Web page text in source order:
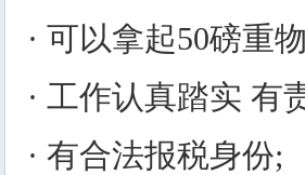
· 可以拿起50磅重
· 工作认真踏实
· 有合法报税身份;